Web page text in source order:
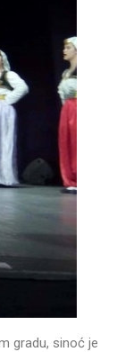
gradu, sinoć je